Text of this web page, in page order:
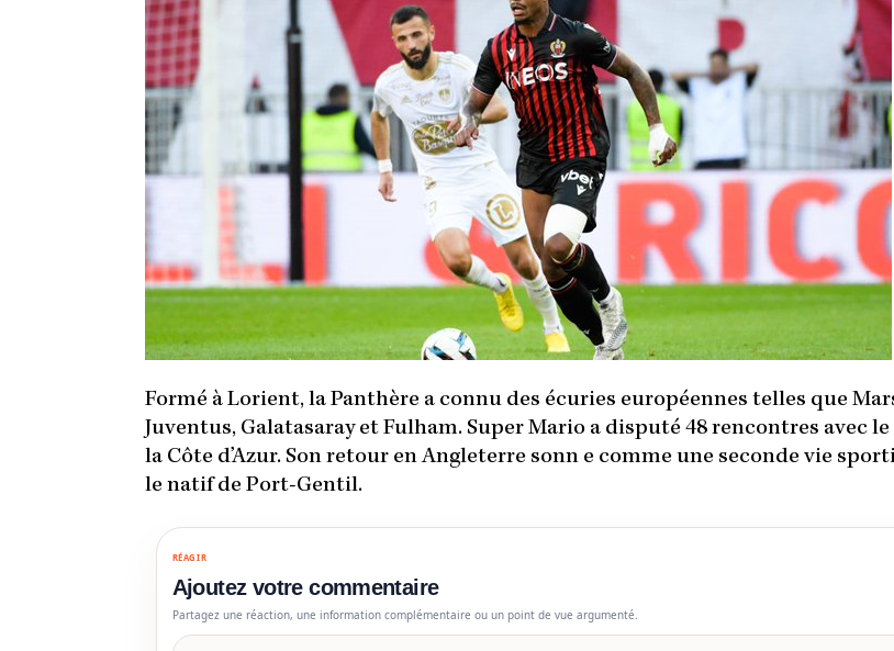
Formé à Lorient, la Panthère a connu des écuries européennes telles que
Juventus, Galatasaray et Fulham. Super Mario a disputé 48 rencontres avec
la Côte d’Azur. Son retour en Angleterre sonn e comme une seconde vie
le natif de Port-Gentil.
RÉAGIR
Ajoutez votre commentaire
Partagez une réaction, une information complémentaire ou un point de vue argumenté.